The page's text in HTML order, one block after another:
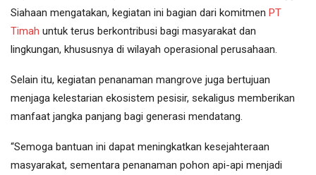
Siahaan mengatakan, kegiatan ini bagian dari komitmen PT
Timah untuk terus berkontribusi bagi masyarakat dan
lingkungan, khususnya di wilayah operasional perusahaan.
Selain itu, kegiatan penanaman mangrove juga bertujuan
menjaga kelestarian ekosistem pesisir, sekaligus memberikan
manfaat jangka panjang bagi generasi mendatang.
“Semoga bantuan ini dapat meningkatkan kesejahteraan
masyarakat, sementara penanaman pohon api-api menjadi